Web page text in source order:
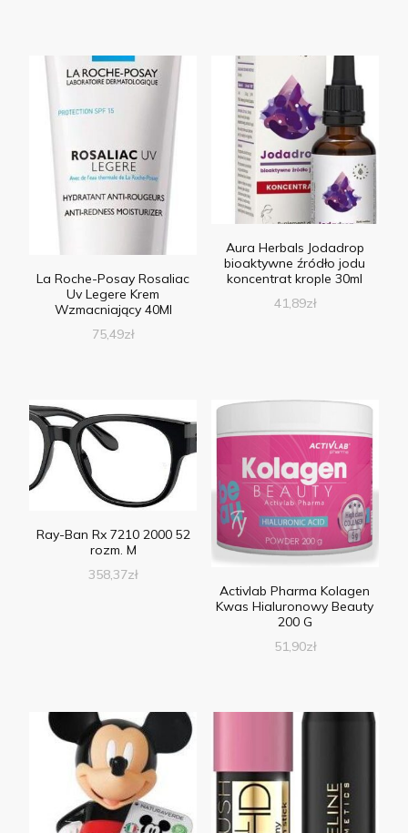
La Roche-Posay Rosaliac
Uv Legere Krem
Wzmacniający 40Ml
75,49zł
Aura Herbals Jodadrop
bioaktywne źródło jodu
koncentrat krople 30ml
41,89zł
Ray-Ban Rx 7210 2000 52
rozm. M
358,37zł
Activlab Pharma Kolagen
Kwas Hialuronowy Beauty
200 G
51,90zł